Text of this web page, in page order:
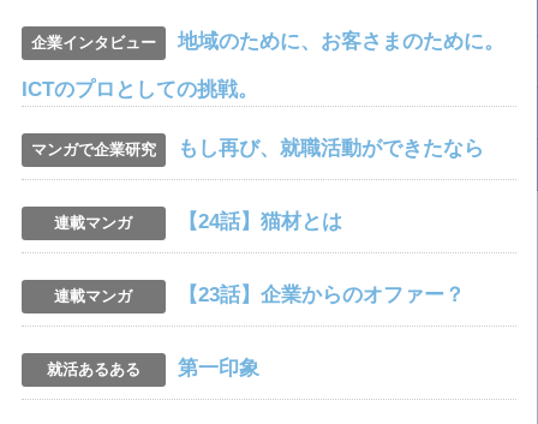
企業インタビュー 地域のために、お客さまのために。
ICTのプロとしての挑戦。
マンガで企業研究 もし再び、就職活動ができたなら
連載マンガ 【24話】猫材とは
連載マンガ 【23話】企業からのオファー？
就活あるある 第一印象